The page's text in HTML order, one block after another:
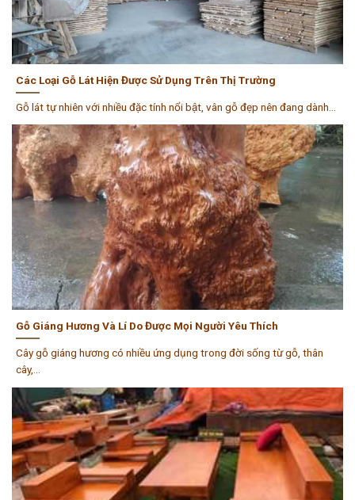
Các Loại Gỗ Lát Hiện Được Sử Dụng Trên Thị Trường
Gỗ lát tự nhiên với nhiều đặc tính nổi bật, vân gỗ đẹp nên đang dành...
Gỗ Giáng Hương Và Lí Do Được Mọi Người Yêu Thích
Cây gỗ giáng hương có nhiều ứng dụng trong đời sống từ gỗ, thân
cây,...